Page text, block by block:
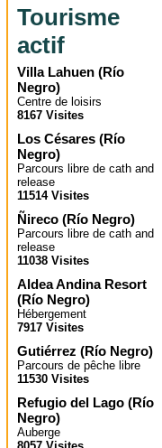
Tourisme
actif
Villa Lahuen (Río
Negro)
Centre de loisirs
8167 Visites
Los Césares (Río
Negro)
Parcours libre de cath and
release
11514 Visites
Ñireco (Río Negro)
Parcours libre de cath and
release
11038 Visites
Aldea Andina Resort
(Río Negro)
Hébergement
7917 Visites
Gutiérrez (Río Negro)
Parcours de pêche libre
11530 Visites
Refugio del Lago (Río
Negro)
Auberge